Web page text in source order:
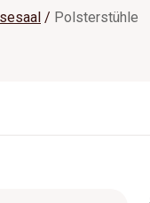
Polsterstühle